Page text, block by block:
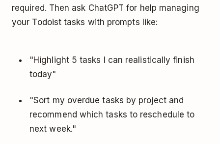
required. Then ask ChatGPT for help managing
your Todoist tasks with prompts like:
"Highlight 5 tasks I can realistically finish
today"
"Sort my overdue tasks by project and
recommend which tasks to reschedule to
next week."